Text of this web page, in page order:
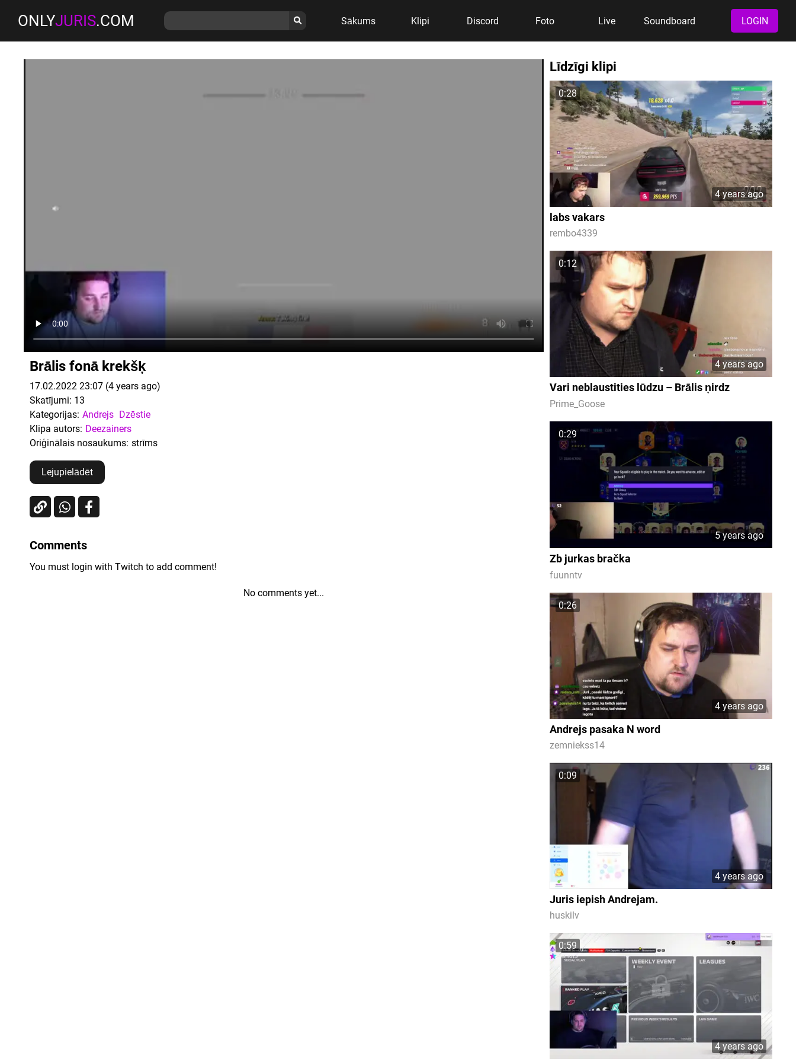
ONLYJURIS.COM Sākums Klipi Discord Foto Live Soundboard LOGIN
Brālis fonā krekšķ
17.02.2022 23:07 (4 years ago)
Skatījumi: 13
Kategorijas: Andrejs Dzēstie
Klipa autors: Deezainers
Oriģinālais nosaukums: strīms
Lejupielādēt
Comments
You must login with Twitch to add comment!
No comments yet...
Līdzīgi klipi
0:28
4 years ago
labs vakars
rembo4339
0:12
4 years ago
Vari neblaustities lūdzu – Brālis ņirdz
Prime_Goose
0:29
5 years ago
Zb jurkas bračka
fuunntv
0:26
4 years ago
Andrejs pasaka N word
zemniekss14
0:09
4 years ago
Juris iepish Andrejam.
huskilv
0:59
4 years ago